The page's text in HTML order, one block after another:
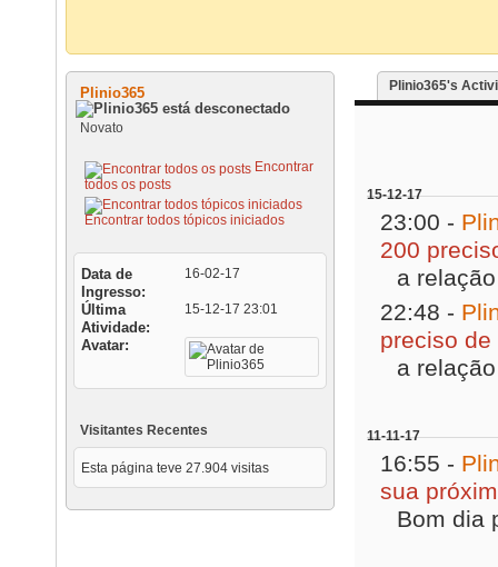
Plinio365
Novato
Encontrar
todos os posts
Encontrar todos tópicos iniciados
Data de
Ingresso
16-02-17
Última
Atividade
15-12-17 23:01
Avatar
Visitantes Recentes
Esta página teve 27.904 visitas
Plinio365's
15-12-17
23:00 -
200
a
22:48 -
preciso
a
11-11-17
16:55 -
sua
Bom dia